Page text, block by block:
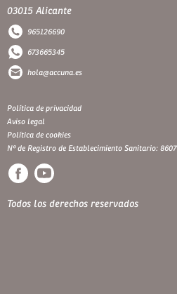
03015 Alicante
965126690
673665345
hola@accuna.es
Política de privacidad
Aviso legal
Política de cookies
Nº de Registro de Establecimiento Sanitario: 8607
Todos los derechos reservados